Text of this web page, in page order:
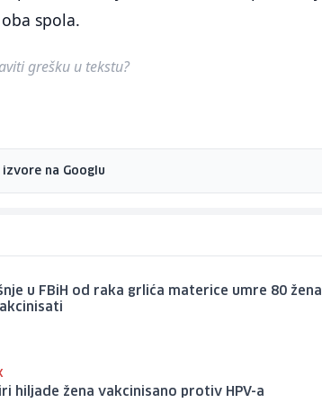
spola.
grešku u tekstu?
na Googlu
u FBiH od raka grlića materice umre 80
hiljade žena vakcinisano protiv HPV-a